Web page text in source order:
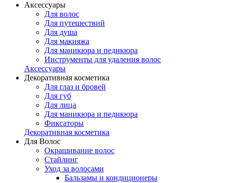
Аксессуары
Для волос
Для путешествий
Для душа
Для макияжа
Для маникюра и педикюра
Инструменты для удаления волос
Аксессуары
Декоративная косметика
Для глаз и бровей
Для губ
Для лица
Для маникюра и педикюра
Фиксаторы
Декоративная косметика
Для Волос
Окрашивание волос
Стайлинг
Уход за волосами
Бальзамы и кондиционеры